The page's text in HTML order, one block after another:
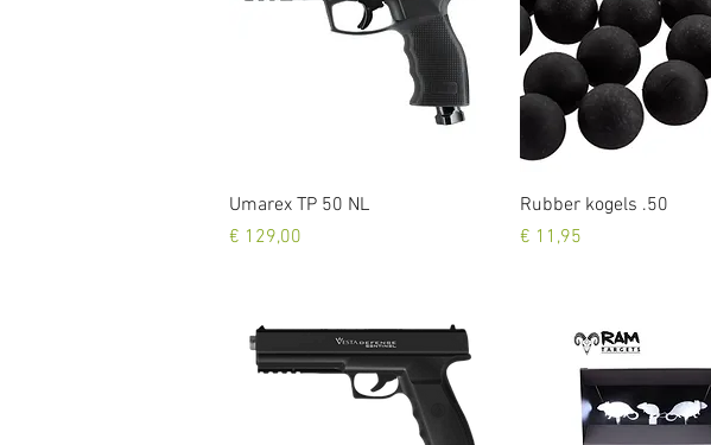
Snel overzicht
Umarex TP 50 NL
Prijs
€ 129,00
Snel overzicht
Rubber kogels .50
Prijs
€ 11,95